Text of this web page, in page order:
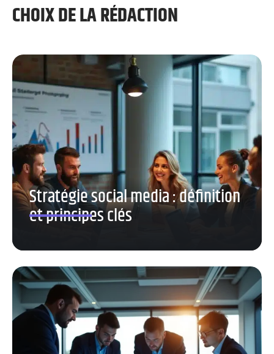
CHOIX DE LA RÉDACTION
Stratégie social media : définition
et principes clés